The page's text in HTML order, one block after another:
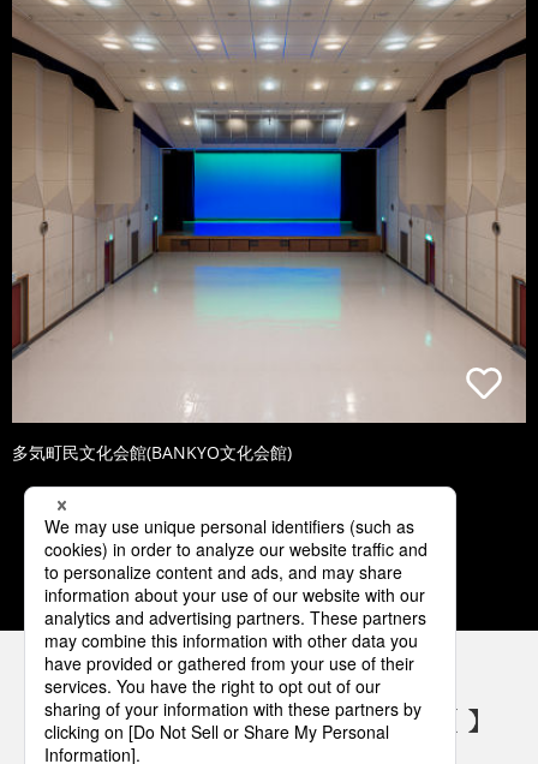
多気町民文化会館(BANKYO文化会館)
1 2 3 4 5
パナソニックの電気設備 SNSアカウント